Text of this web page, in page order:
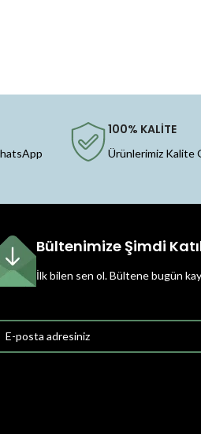
100% KALİTE
Ürünlerimiz Kalite
Bültenimize Şimdi
İlk bilen sen ol.Bültene bugün